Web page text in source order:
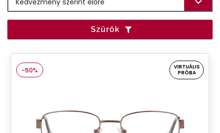
Szűrők
-50%
VIRTUÁLIS
PRÓBA